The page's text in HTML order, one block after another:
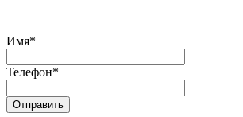
Имя*
Телефон*